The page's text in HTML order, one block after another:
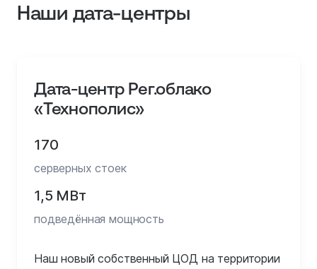
Наши дата‑центры
Дата-центр Рег.облако
«Технополис»
170
серверных стоек
1,5 МВт
подведённая мощность
Наш новый собственный ЦОД на территории